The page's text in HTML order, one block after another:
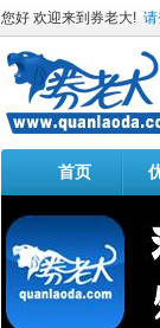
您好 欢迎来到券老大!
首页